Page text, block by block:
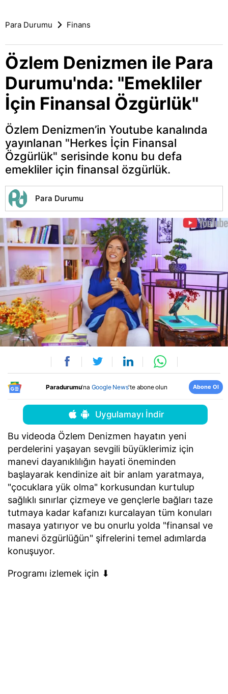
Para Durumu Finans
Özlem Denizmen ile Para
Durumu'nda: "Emekliler
İçin Finansal Özgürlük"
Özlem Denizmen’in Youtube kanalında
yayınlanan "Herkes İçin Finansal
Özgürlük" serisinde konu bu defa
emekliler için finansal özgürlük.
Para Durumu
Paradurumu'na Google News'te abone olun Abone Ol
Uygulamayı İndir
Bu videoda Özlem Denizmen hayatın yeni
perdelerini yaşayan sevgili büyüklerimiz için
manevi dayanıklılığın hayati öneminden
başlayarak kendinize ait bir anlam yaratmaya,
"çocuklara yük olma" korkusundan kurtulup
sağlıklı sınırlar çizmeye ve gençlerle bağları taze
tutmaya kadar kafanızı kurcalayan tüm konuları
masaya yatırıyor ve bu onurlu yolda "finansal ve
manevi özgürlüğün" şifrelerini temel adımlarda
konuşuyor.
Programı izlemek için ⬇︎